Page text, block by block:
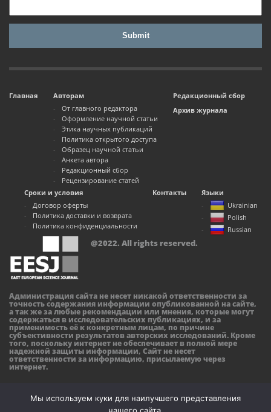
Главная
Авторам
От главного редактора
Оформление научной статьи
Этика научных публикаций
Политика открытого доступа
Образец научной статьи
Анкета автора
Редакционный сбор
Рецензирование статей
Редакционный сбор
Архив журнала
Сроки и условия
Договор оферты
Политика доставки и возврата
Политика конфиденциальности
Контакты
Языки
Ukrainian
Polish
Russian
@2022. All rights reserved.
Администрация сайта не несет никакой ответственности за
точность содержания информации опубликованной на сайте,
а так же за любые рекомендации или мнения, которые могут
содержаться в исследовательских публикациях, и за
применимость её к конкретным лицам, по причине
субъективности результатов авторских исследований. Кроме
того, поскольку интернет не обеспечивает в полной мере
надежной защиты информации, Сайт не несет
ответственности за информацию, присылаемую через
интернет.
Мы используем куки для наилучшего представления